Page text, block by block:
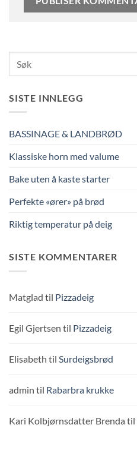
SISTE INNLEGG
BASSINAGE & LANDBRØD
Klassiske horn med valume
Bake uten å kaste starter
Perfekte «ører» på brød
Riktig temperatur på deig
SISTE KOMMENTARER
Matglad til Pizzadeig
Egil Gjertsen til Pizzadeig
Elisabeth til Surdeigsbrød
admin til Rabarbra krukke
Kari Kolbjørnsdatter Brenda til